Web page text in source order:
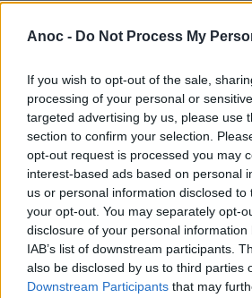
Anoc - Do Not Process My
If you wish to opt-out of the sale,
processing of your personal or
targeted advertising by us, please use
section to confirm your selection.
opt-out request is processed you may
interest-based ads based on personal
us or personal information disclosed
your opt-out. You may separately opt-
disclosure of your personal
IAB’s list of downstream participants.
also be disclosed by us to third parties
Downstream Participants that may
DATES ET
Du 8 mars 2019 au 13
LIEU
Le Kiasma
Rue de la
34170 Castelnau le
Calcul
TARIFS
Gratuit